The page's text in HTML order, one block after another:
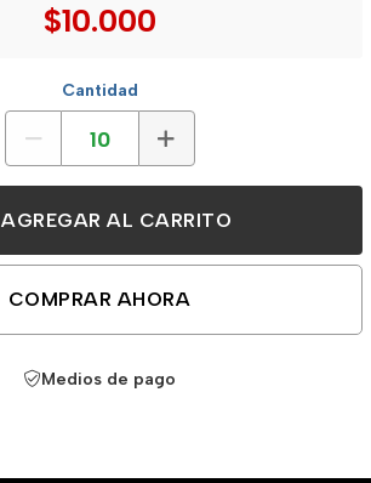
$10.000
Cantidad
AGREGAR AL CARRITO
COMPRAR AHORA
Medios de pago